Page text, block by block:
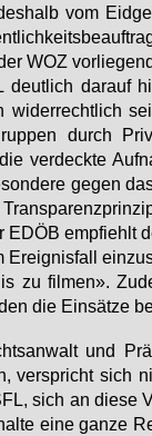
vom
WOZ
deut­lich dar­auf
wi­der­recht­lich
durch
ver­deck­te
ge­gen
EDÖB emp­fiehlt
Er­eig­nis­fall
zu fil­men».
die Ein­sät­ze
und
ver­spricht sich
sich an die­se
ei­ne gan­ze